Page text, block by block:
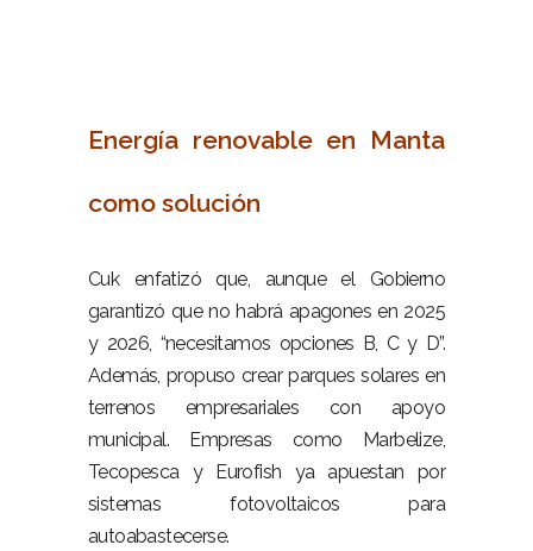
Energía renovable en Manta
como solución
Cuk enfatizó que, aunque el Gobierno
garantizó que no habrá apagones en 2025
y 2026, “necesitamos opciones B, C y D”.
Además, propuso crear parques solares en
terrenos empresariales con apoyo
municipal. Empresas como Marbelize,
Tecopesca y Eurofish ya apuestan por
sistemas fotovoltaicos para
autoabastecerse.